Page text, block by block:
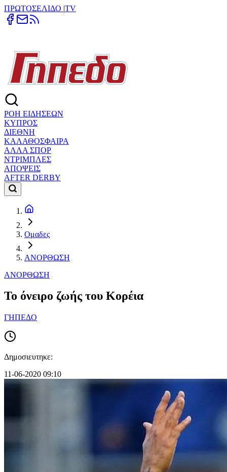
ΠΡΩΤΟΣΕΛΙΔΟ |TV
ΡΟΗ ΕΙΔΗΣΕΩΝ
ΚΥΠΡΟΣ
ΔΙΕΘΝΗ
ΚΑΛΑΘΟΣΦΑΙΡΑ
ΑΛΛΑ ΣΠΟΡ
ΝΤΡΙΜΠΛΕΣ
ΑΠΟΨΕΙΣ
AFTER DERBY
Ομαδες
ΑΝΟΡΘΩΣΗ
ΑΝΟΡΘΩΣΗ
Το όνειρο ζωής του Κορέια
ΓΗΠΕΔΟ
Δημοσιευτηκε:
11-06-2020 09:10